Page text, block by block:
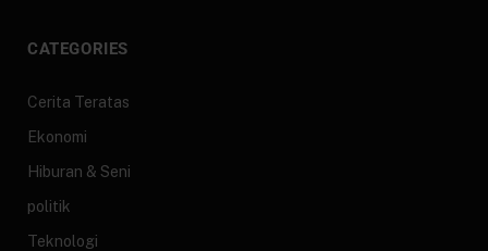
CATEGORIES
Cerita Teratas
Ekonomi
Hiburan & Seni
politik
Teknologi